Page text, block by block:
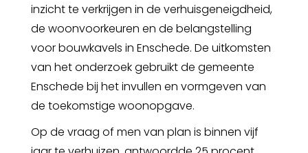
inzicht te verkrijgen in de verhuisgeneigdheid,
de woonvoorkeuren en de belangstelling
voor bouwkavels in Enschede. De uitkomsten
van het onderzoek gebruikt de gemeente
Enschede bij het invullen en vormgeven van
de toekomstige woonopgave.
Op de vraag of men van plan is binnen vijf